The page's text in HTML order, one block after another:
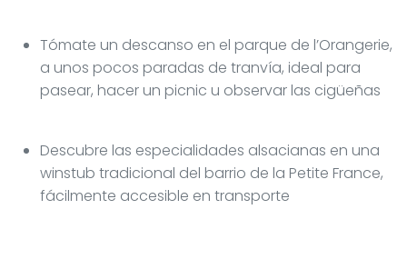
Tómate un descanso en el parque de l’Orangerie,
a unos pocos paradas de tranvía, ideal para
pasear, hacer un picnic u observar las cigüeñas
Descubre las especialidades alsacianas en una
winstub tradicional del barrio de la Petite France,
fácilmente accesible en transporte